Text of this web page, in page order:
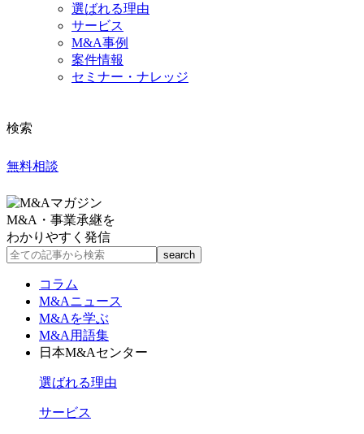
選ばれる理由
サービス
M&A事例
案件情報
セミナー・ナレッジ
検索
無料相談
M&A・事業承継を
わかりやすく発信
コラム
M&Aニュース
M&Aを学ぶ
M&A用語集
日本M&Aセンター
選ばれる理由
サービス